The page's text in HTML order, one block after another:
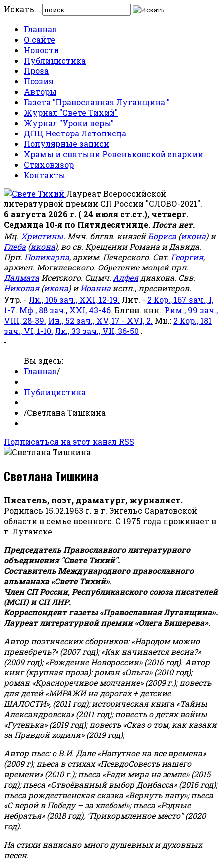
Искать...
Главная
О сайте
Новости
Публицистика
Проза
Поэзия
Авторы
Газета "Православная Луганщина "
Журнал "Свете Тихий"
Журнал "Уроки веры"
ДПЦ Нестора Летописца
Популярные записи
Храмы и святыни Ровеньковской епархии
Стиховизор
Контакты
Лауреат Всероссийской
литературной премии СП России "СЛОВО-2021".
6 августа 2026 г. ( 24 июля ст.ст.), четверг.
Седмица 10-я по Пятидесятнице. Поста нет.
Мц. Христины. Мчч. блгвв. князейБориса (икона) и
Глеба (икона), во св. Крещении Романа и Давида.
Прп. Поликарпа, архим. Печерского. Свт. Георгия,
архиеп. Могилевского. Обретение мощей прп.
Далмата Исетского. Сщмч. Алфеядиакона. Свв.
Николая(икона) иИоанна испп., пресвитеров.
Утр. - Лк., 106 зач., XXI, 12-19. Лит. - 2 Кор., 167 зач., I,
1-7. Мф., 88 зач., XXI, 43-46. Блгвв. кнн.: Рим., 99 зач.,
VIII, 28-39. Ин., 52 зач., XV, 17 - XVI, 2. Мц.: 2 Кор., 181
зач., VI, 1-10. Лк., 33 зач., VII, 36-50 .
-
Вы здесь:
Главная/
Публицистика
/Светлана Тишкина
Подписаться на этот канал RSS
Светлана Тишкина
Писатель, поэт, драматург, журналист.
Родилась 15.02.1963 г. в г. Энгельс Саратовской
области в семье военного. С 1975 года проживает в
г. Луганске.
Председатель Православного литературного
объединения "Свете Тихий".
Составитель Международного православного
альманаха «Свете Тихий».
Член СП России, Республиканского союза писателей
(МСП) и СП ЛНР.
Корреспондент газеты «Православная Луганщина».
Лауреат литературной премии «Олега Бишерева».
Автор поэтических сборников: «Народом можно
пренебречь?» (2007 год); «Как начинается весна?»
(2009 год); «Рождение Новороссии» (2016 год). Автор
книг (крупная проза): роман «Ольга» (2010 год);
роман «Красноречивое молчание» (2009 г.); повесть
для детей «МИРАЖИ на дорогах + детские
ШАЛОСТИ», (2011 год); историческая книга «Тайны
Александровска» (2011 год); повесть о детях войны
«Гутенька» (2019 год); повесть «Сказ о том, как казаки
за Правдой ходили» (2019 год);
Автор пьес: о В.И. Дале «Напутное на все времена»
(2009 г); пьеса в стихах «ПсевдоСовесть нашего
времени» (2010 г.); пьеса «Ради мира на земле» (2015
год); пьеса «Отвоёванный выбор Донбасса» (2016 год);
пьеса рождественская сказка «Вернуть папу»; пьеса
«С верой в Победу – за хлебом!»;пьеса «Родные
небратья» (2018 год), "Прикормленное место" (2020
год).
На стихи написано много душевных и духовных
песен.